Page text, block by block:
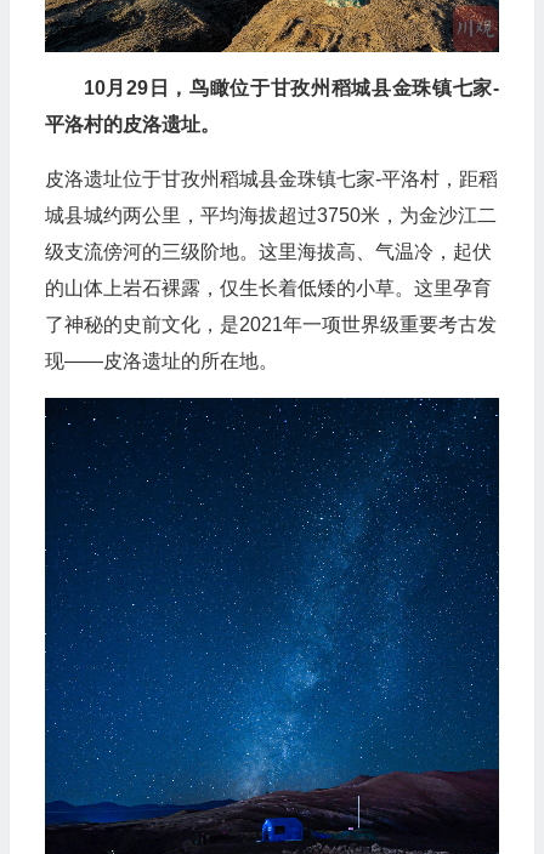
10月29日，鸟瞰位于甘孜州稻城县金珠镇七家-
平洛村的皮洛遗址。
皮洛遗址位于甘孜州稻城县金珠镇七家-平洛村，距稻
城县城约两公里，平均海拔超过3750米，为金沙江二
级支流傍河的三级阶地。这里海拔高、气温冷，起伏
的山体上岩石裸露，仅生长着低矮的小草。这里孕育
了神秘的史前文化，是2021年一项世界级重要考古发
现——皮洛遗址的所在地。